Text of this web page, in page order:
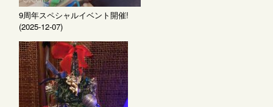
9周年スペシャルイベント開催!
(2025-12-07)